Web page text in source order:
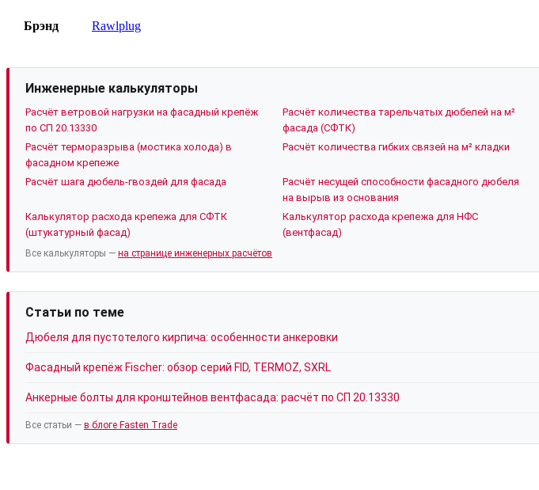
Брэнд Rawlplug
Инженерные калькуляторы
Расчёт ветровой нагрузки на фасадный крепёж
по СП 20.13330
Расчёт количества тарельчатых дюбелей на м²
фасада (СФТК)
Расчёт терморазрыва (мостика холода) в
фасадном крепеже
Расчёт количества гибких связей на м² кладки
Расчёт шага дюбель-гвоздей для фасада
Расчёт несущей способности фасадного дюбеля
на вырыв из основания
Калькулятор расхода крепежа для СФТК
(штукатурный фасад)
Калькулятор расхода крепежа для НФС
(вентфасад)
Все калькуляторы — на странице инженерных расчётов
Статьи по теме
Дюбеля для пустотелого кирпича: особенности анкеровки
Фасадный крепёж Fischer: обзор серий FID, TERMOZ, SXRL
Анкерные болты для кронштейнов вентфасада: расчёт по СП 20.13330
Все статьи — в блоге Fasten Trade